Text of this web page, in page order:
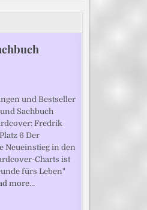
und Bestseller
Sachbuch
Fredrik
6 Der
Neueinstieg in den
Charts ist
fürs Leben"
more…